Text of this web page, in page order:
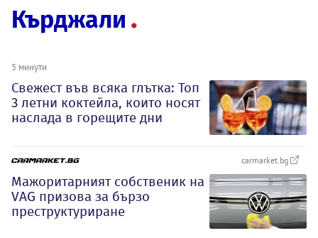
Кърджали
5 минути
Свежест във всяка глътка: Топ
3 летни коктейла, които носят
наслада в горещите дни
carmarket.bg
Мажоритарният собственик на
VAG призова за бързо
преструктуриране